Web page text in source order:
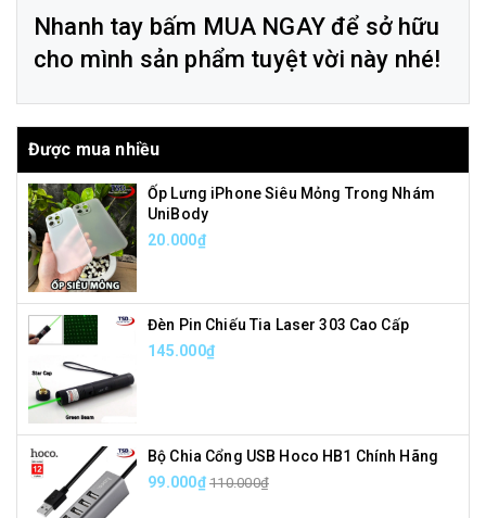
Nhanh tay bấm MUA NGAY để sở hữu
cho mình sản phẩm tuyệt vời này nhé!
Được mua nhiều
Ốp Lưng iPhone Siêu Mỏng Trong Nhám
UniBody
20.000₫
Đèn Pin Chiếu Tia Laser 303 Cao Cấp
145.000₫
Bộ Chia Cổng USB Hoco HB1 Chính Hãng
99.000₫ 110.000₫